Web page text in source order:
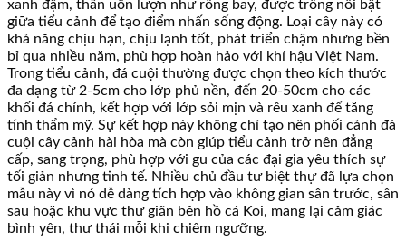
xanh đậm, thân uốn lượn như rồng bay, được trồng nổi bật
giữa tiểu cảnh để tạo điểm nhấn sống động. Loại cây này có
khả năng chịu hạn, chịu lạnh tốt, phát triển chậm nhưng bền
bỉ qua nhiều năm, phù hợp hoàn hảo với khí hậu Việt Nam.
Trong tiểu cảnh, đá cuội thường được chọn theo kích thước
đa dạng từ 2-5cm cho lớp phủ nền, đến 20-50cm cho các
khối đá chính, kết hợp với lớp sỏi mịn và rêu xanh để tăng
tính thẩm mỹ. Sự kết hợp này không chỉ tạo nên phối cảnh đá
cuội cây cảnh hài hòa mà còn giúp tiểu cảnh trở nên đẳng
cấp, sang trọng, phù hợp với gu của các đại gia yêu thích sự
tối giản nhưng tinh tế. Nhiều chủ đầu tư biệt thự đã lựa chọn
mẫu này vì nó dễ dàng tích hợp vào không gian sân trước, sân
sau hoặc khu vực thư giãn bên hồ cá Koi, mang lại cảm giác
bình yên, thư thái mỗi khi chiêm ngưỡng.